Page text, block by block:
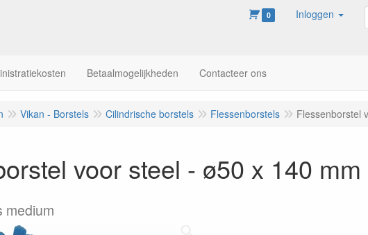
0 Inloggen
Betaalmogelijkheden Contacteer ons
Vikan - Borstels Cilindrische borstels Flessenborstels Flessenborstel
voor steel - ø50 x 140
medium